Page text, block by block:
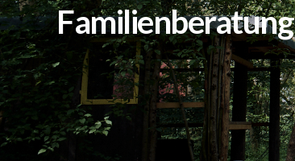
Familienberatung